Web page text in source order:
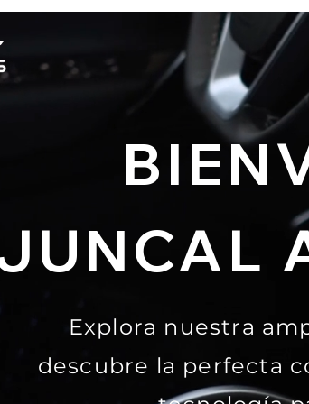
Explora nuestra
descubre la perfecta